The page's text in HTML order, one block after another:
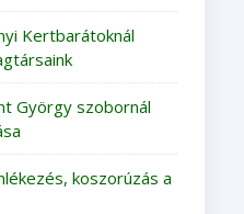
Kertbarátoknál
György szobornál
koszorúzás a